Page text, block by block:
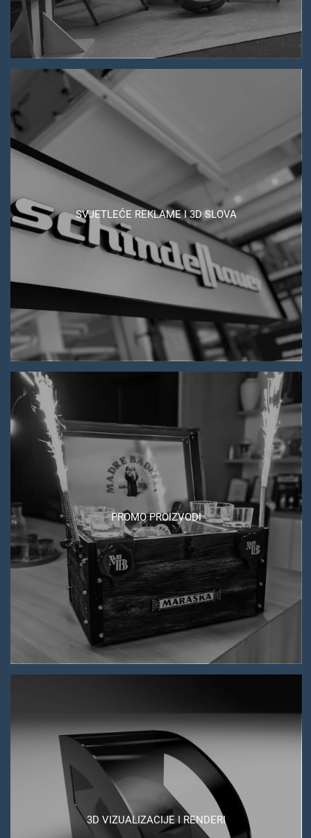
SVJETLEĆE REKLAME I 3D SLOVA
PROMO PROIZVODI
3D VIZUALIZACIJE I RENDERI